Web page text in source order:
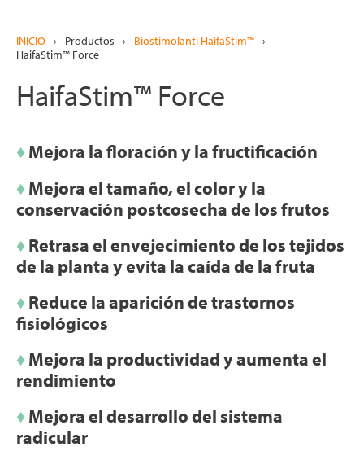
INICIO › Productos › Biostimolanti HaifaStim™ ›
HaifaStim™ Force
HaifaStim™ Force
♦Mejora la floración y la fructificación
♦Mejora el tamaño, el color y la
conservación postcosecha de los frutos
♦Retrasa el envejecimiento de los tejidos
de la planta y evita la caída de la fruta
♦Reduce la aparición de trastornos
fisiológicos
♦Mejora la productividad y aumenta el
rendimiento
♦Mejora el desarrollo del sistema
radicular